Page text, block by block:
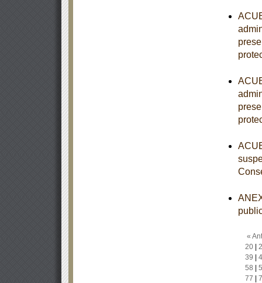
«
20|
39
58
77